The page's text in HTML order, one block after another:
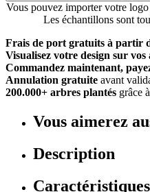
Vous pouvez importer votre
Les échantillons sont
Frais de port gratuits à partir
Visualisez votre design sur vos
Commandez maintenant,
Annulation gratuite avant
200.000+ arbres plantés grâce
Vous aimerez
Description
Caractéristiques